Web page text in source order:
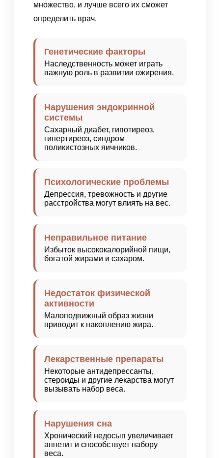
множество, и лучше всего их сможет
определить врач.
Генетические факторы
Наследственность может играть
важную роль в развитии ожирения.
Нарушения эндокринной
системы
Сахарный диабет, гипотиреоз,
гипертиреоз, синдром
поликистозных яичников.
Психологические проблемы
Депрессия, тревожность и другие
расстройства могут влиять на вес.
Неправильное питание
Избыток высококалорийной пищи,
богатой жирами и сахаром.
Недостаток физической
активности
Малоподвижный образ жизни
приводит к накоплению жира.
Лекарственные препараты
Некоторые антидепрессанты,
стероиды и другие лекарства могут
вызывать набор веса.
Нарушения сна
Хронический недосып увеличивает
аппетит и способствует набору
веса.